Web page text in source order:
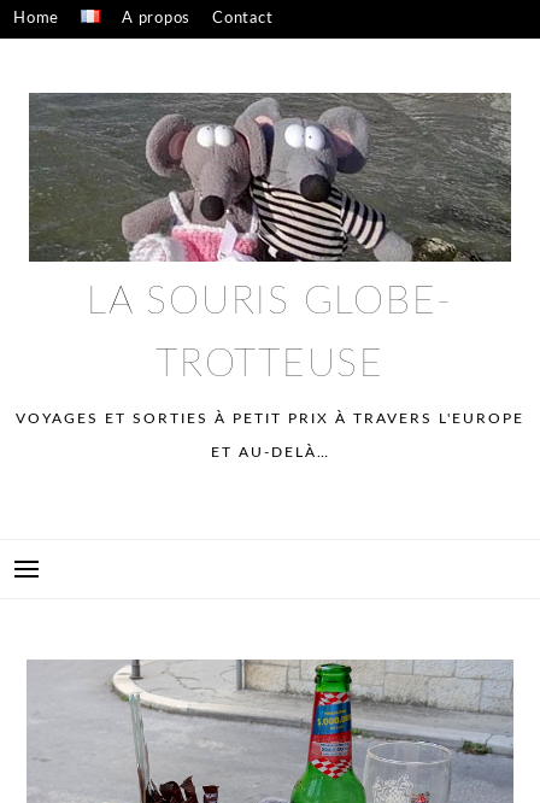
Skip
to
Home A propos Contact
LA SOURIS GLOBE-
TROTTEUSE
VOYAGES ET SORTIES À PETIT PRIX À TRAVERS L'EUROPE
ET AU-DELÀ…